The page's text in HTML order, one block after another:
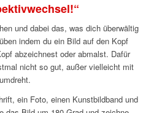
und dabei das, was dich überwältig
indem du ein Bild auf den Kopf
abzeichnest oder abmalst. Dafür
nicht so gut, außer vielleicht mit
ein Foto, einen Kunstbildband und